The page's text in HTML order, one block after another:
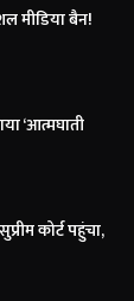
मीडिया बैन!
‘आत्मघाती
कोर्ट पहुंचा,